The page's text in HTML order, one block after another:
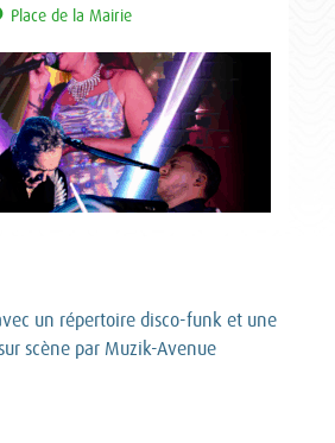
Place de la Mairie
un répertoire disco-funk et une
scène par Muzik-Avenue